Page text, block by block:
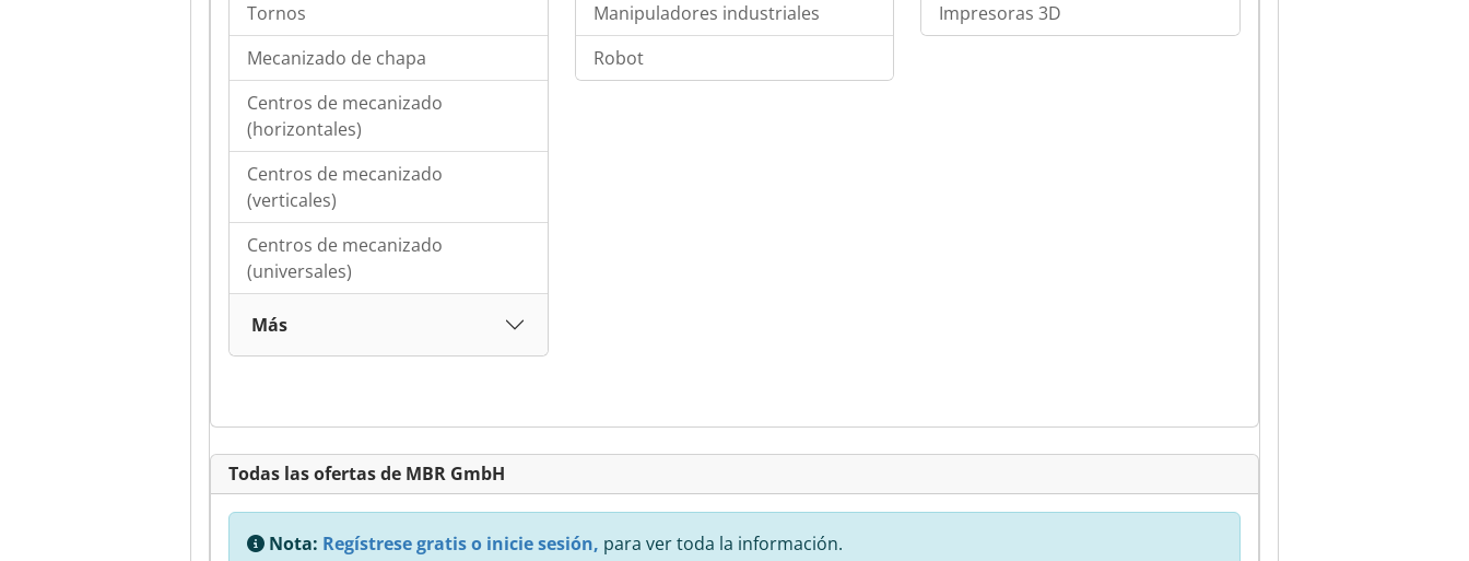
Tornos
Mecanizado de chapa
Centros de mecanizado
(horizontales)
Centros de mecanizado
(verticales)
Centros de mecanizado
(universales)
Más
Manipuladores industriales
Robot
Impresoras 3D
Todas las ofertas de MBR GmbH
Nota: Regístrese gratis o inicie sesión, para ver toda la información.